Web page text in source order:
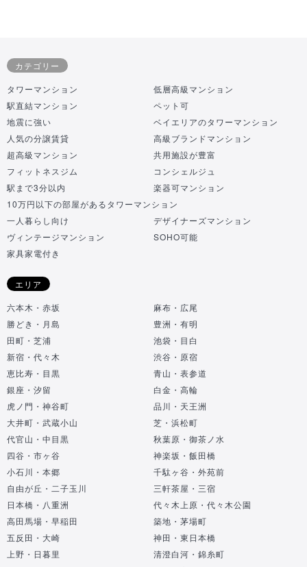
カテゴリー
タワーマンション
低層高級マンション
駅直結マンション
ペット可
地震に強い
ベイエリアのタワーマンション
人気の分譲賃貸
高級ブランドマンション
超高級マンション
共用施設が豊富
フィットネスジム
コンシェルジュ
駅まで3分以内
楽器可マンション
10万円以下の部屋があるタワーマンション
一人暮らし向け
デザイナーズマンション
ヴィンテージマンション
SOHO可能
家具家電付き
エリア
六本木・赤坂
麻布・広尾
勝どき・月島
豊洲・有明
田町・芝浦
池袋・目白
新宿・代々木
渋谷・原宿
恵比寿・目黒
青山・表参道
銀座・汐留
白金・高輪
虎ノ門・神谷町
品川・天王洲
大井町・武蔵小山
芝・浜松町
代官山・中目黒
秋葉原・御茶ノ水
四谷・市ヶ谷
神楽坂・飯田橋
小石川・本郷
千駄ヶ谷・外苑前
自由が丘・二子玉川
三軒茶屋・三宿
日本橋・八重洲
代々木上原・代々木公園
高田馬場・早稲田
築地・茅場町
五反田・大崎
神田・東日本橋
上野・日暮里
清澄白河・錦糸町